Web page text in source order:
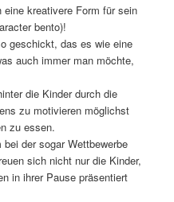
kreativere Form für sein
bento)!
geschickt, das es wie eine
auch immer man möchte,
die Kinder durch die
zu motivieren möglichst
zu essen.
der sogar Wettbewerbe
sich nicht nur die Kinder,
in ihrer Pause präsentiert